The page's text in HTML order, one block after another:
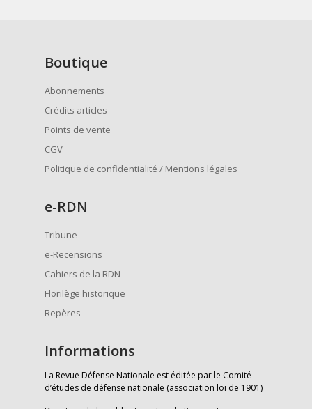
Boutique
Abonnements
Crédits articles
Points de vente
CGV
Politique de confidentialité / Mentions légales
e-RDN
Tribune
e-Recensions
Cahiers de la RDN
Florilège historique
Repères
Informations
La Revue Défense Nationale est éditée par le Comité
d’études de défense nationale (association loi de 1901)